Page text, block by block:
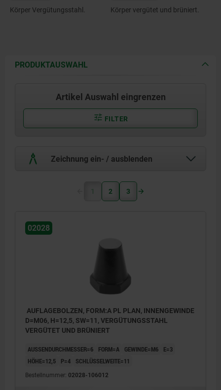
Körper Vergütungsstahl. Körper vergütet und brüniert.
PRODUKTAUSWAHL
Artikel Auswahl eingrenzen
FILTER
Zeichnung ein- / ausblenden
1 2 3
02028
AUFLAGEBOLZEN, FORM:A PL PLAN, INNENGEWINDE
D=M06, H=12,5, SW=11, VERGÜTUNGSSTAHL
VERGÜTET UND BRÜNIERT
AUSSENDURCHMESSER=6 FORM=A GEWINDE=M6
E=3
HÖHE=12,5
P=4 SCHLÜSSELWEITE=11
Bestellnummer: 02028-106012